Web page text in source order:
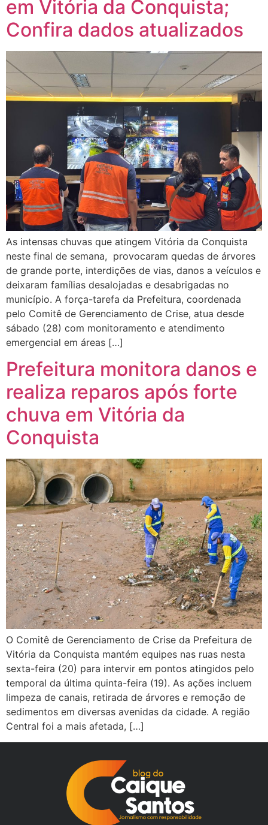
em Vitória da Conquista;
Confira dados atualizados
As intensas chuvas que atingem Vitória da Conquista
neste final de semana, provocaram quedas de árvores
de grande porte, interdições de vias, danos a veículos e
deixaram famílias desalojadas e desabrigadas no
município. A força-tarefa da Prefeitura, coordenada
pelo Comitê de Gerenciamento de Crise, atua desde
sábado (28) com monitoramento e atendimento
emergencial em áreas […]
Prefeitura monitora danos e
realiza reparos após forte
chuva em Vitória da
Conquista
O Comitê de Gerenciamento de Crise da Prefeitura de
Vitória da Conquista mantém equipes nas ruas nesta
sexta-feira (20) para intervir em pontos atingidos pelo
temporal da última quinta-feira (19). As ações incluem
limpeza de canais, retirada de árvores e remoção de
sedimentos em diversas avenidas da cidade. A região
Central foi a mais afetada, […]